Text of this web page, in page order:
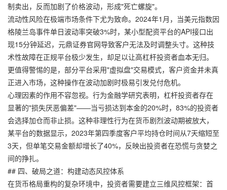
制卖出，反而加剧了价格波动，形成"死亡螺旋"。
流动性风险在极端市场条件下尤为致命。2024年1月，当美元指数因
格陵兰岛事件单日波动率突破3%时，某小型配资平台的API接口出
现15分钟延迟， 元鼎证券官网导致客户无法及时调整头寸。这种技
术性故障在正规平台极少发生，却足以让高杠杆投资者血本无归。
更值得警惕的是，部分平台采用"虚拟盘"交易模式，客户资金并未真
正进入市场，这种操作在波动加剧时极易引发兑付危机。
心理因素的作用不容忽视。行为金融学研究表明，杠杆投资者存在
显著的"损失厌恶偏差"——当亏损达到本金的20%时，83%的投资者
会选择加仓而非止损。这种非理性行为在货币剧烈波动期被放大，
某平台的数据显示，2023年第四季度客户平均持仓时间从7天缩短至
3天，但单笔交易金额却增长了40%，反映出投资者在恐慌与贪婪之
间的挣扎。
## 四、破局之道：构建动态风控体系
在货币格局重构的复杂环境中，投资者需要建立三维风控框架：首